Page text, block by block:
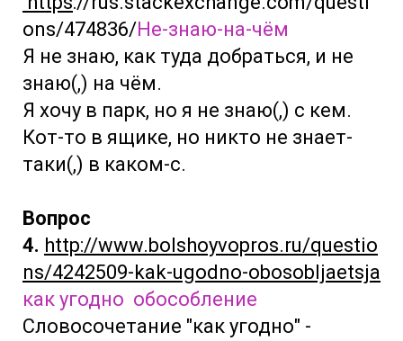
ons/474836/Не-знаю-на-чём
Я не знаю, как туда добраться, и не
знаю(,) на чём.
Я хочу в парк, но я не знаю(,) с кем.
Кот-то в ящике, но никто не знает-
таки(,) в каком-с.
Вопрос
4. http://www.bolshoyvopros.ru/questio
ns/4242509-kak-ugodno-obosobljaetsja
как угодно обособление
Словосочетание "как угодно" -